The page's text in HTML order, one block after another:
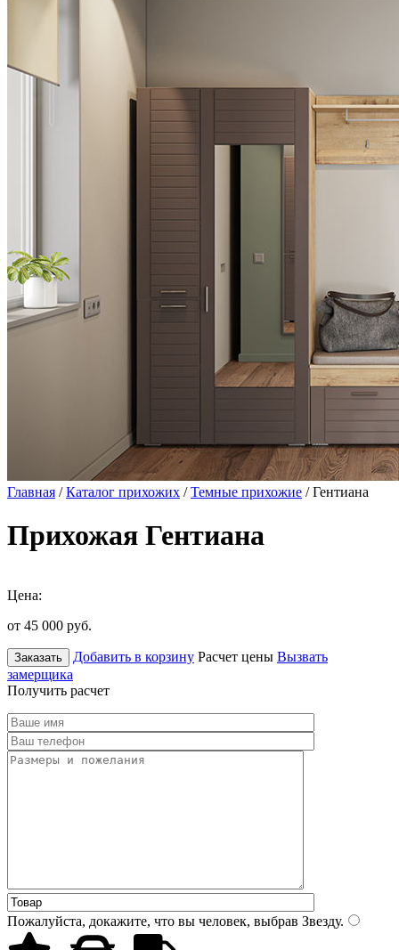
Главная /Каталог прихожих /Темные прихожие / Гентиана
Прихожая Гентиана
Цена:
от 45 000 руб.
Заказать Добавить в корзину Расчет цены Вызвать
замерщика
Получить расчет
Пожалуйста, докажите, что вы человек, выбрав Звезду.